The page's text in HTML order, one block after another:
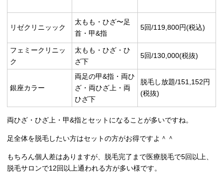
リゼクリニッック
太もも・ひざ〜足
首・甲&指
5回/119,800円(税込)
フェミークリニッ
ク
太もも・ひざ・ひ
ざ下
5回/130,000(税抜)
銀座カラー
両足の甲&指・両ひ
ざ・両ひざ上・両
ひざ下
脱毛し放題/151,152円
(税抜)
両ひざ・ひざ上・甲&指とセットになることが多いですね。
足全体を脱毛したい方はセットの方がお得ですよ＾＾
もちろん個人差はありますが、脱毛完了まで医療脱毛で5回以上、
脱毛サロンで12回以上通われる方が多い様です。